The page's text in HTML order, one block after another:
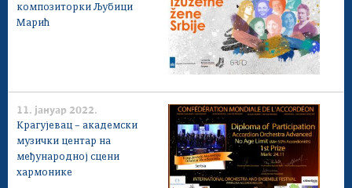
композиторки Љубици
Марић
11. јануар 2022.
Крагујевац – академски
музички центар на
међународној сцени
хармонике